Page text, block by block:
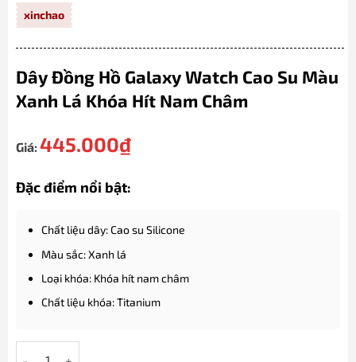
xinchao
Dây Đồng Hồ Galaxy Watch Cao Su Màu
Xanh Lá Khóa Hít Nam Châm
Giá: 445.000₫
Đặc điểm nổi bật:
Chất liệu dây: Cao su Silicone
Màu sắc: Xanh lá
Loại khóa: Khóa hít nam châm
Chất liệu khóa: Titanium